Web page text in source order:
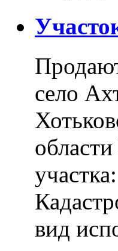
село
вид